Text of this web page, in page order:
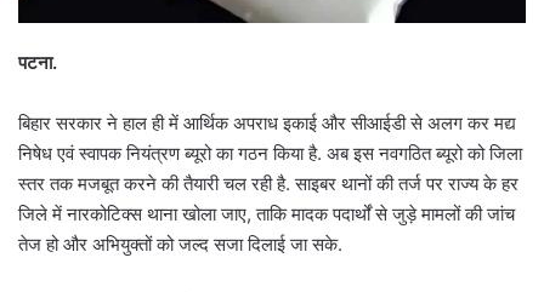
पटना.
बिहार सरकार ने हाल ही में आर्थिक अपराध इकाई और सीआईडी से अलग कर मद्य
निषेध एवं स्वापक नियंत्रण ब्यूरो का गठन किया है. अब इस नवगठित ब्यूरो को जिला
स्तर तक मजबूत करने की तैयारी चल रही है. साइबर थानों की तर्ज पर राज्य के हर
जिले में नारकोटिक्स थाना खोला जाए, ताकि मादक पदार्थों से जुड़े मामलों की जांच
तेज हो और अभियुक्तों को जल्द सजा दिलाई जा सके.